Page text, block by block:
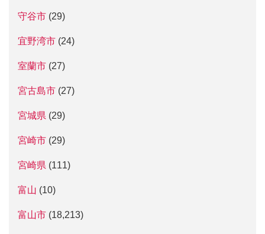
守谷市 (29)
宜野湾市 (24)
室蘭市 (27)
宮古島市 (27)
宮城県 (29)
宮崎市 (29)
宮崎県 (111)
富山 (10)
富山市 (18,213)